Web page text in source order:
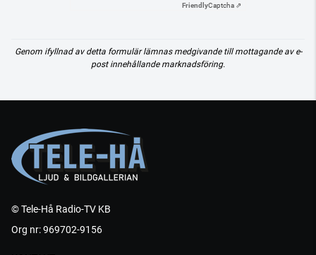
FriendlyCaptcha ⇗
Genom ifyllnad av detta formulär lämnas medgivande till mottagande av e-
post innehållande marknadsföring.
© Tele-Hå Radio-TV KB
Org nr: 969702-9156